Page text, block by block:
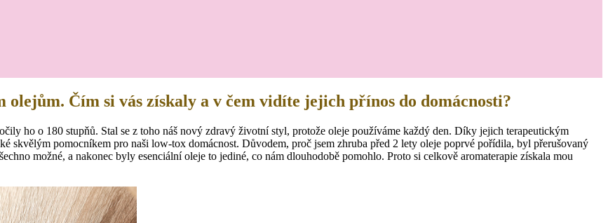
Čím si vás získaly a v čem vidíte jejich přínos do domácnosti?
ho o 180 stupňů. Stal se z toho náš nový zdravý životní styl, protože oleje používáme každý den. Díky jejich terapeutickým
skvělým pomocníkem pro naši low-tox domácnost. Důvodem, proč jsem zhruba před 2 lety oleje poprvé pořídila, byl přerušovaný
možné, a nakonec byly esenciální oleje to jediné, co nám dlouhodobě pomohlo. Proto si celkově aromaterapie získala mou